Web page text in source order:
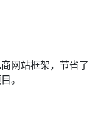
网站框架，节省了
。